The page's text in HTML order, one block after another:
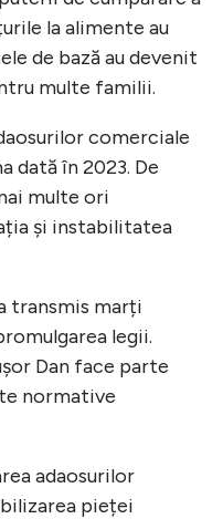
la alimente au
de bază au devenit
multe familii.
comerciale
dată în 2023. De
multe ori
și instabilitatea
transmis marți
legii.
Dan face parte
normative
adaosurilor
pieței